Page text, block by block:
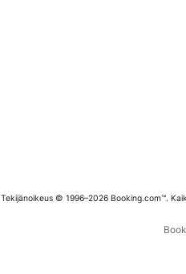
Tekijänoikeus © 1996–2026 Booking.com™.